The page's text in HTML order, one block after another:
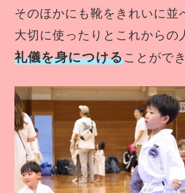
そのほかにも靴をきれいに並
大切に使ったりとこれからの
礼儀を身につけることがで